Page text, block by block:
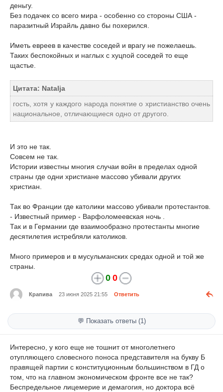
деньгу.
Без подачек со всего мира - особенно со стороны США -
паразитный Израйль давно бы похерился.
Иметь евреев в качестве соседей и врагу не пожелаешь.
Таких беспокойных и наглых с хуцпой соседей то еще
щастье.
Цитата: Natalja
гость, хотя у каждого народа понятие о христианство очень
национальное, отличающиеся одно от другого.
И это не так.
Совсем не так.
Истории известны многия случаи войн в пределах одной
страны где одни христиане массово убивали других
христиан.
Так во Франции где католики массово убивали протестантов.
- Известный пример - Варфоломеевская ночь .
Так и в Германии где взаимообразно протестанты многие
десятилетия истребляли католиков.
Много примеров и в мусульманских средах одной и той же
страны.
0 0
Крапива 23 июня 2025 21:55 Ответить
💬 Показать ответы (1)
Интересно, у кого еще не тошнит от многолетнего
отупляющего словесного поноса представителя на букву Б
правящей партии с конституционным большинством в ГД о
том, что на главном экономическом фронте все не так?
Беспредельное лицемерие и демагогия, но доктора всё